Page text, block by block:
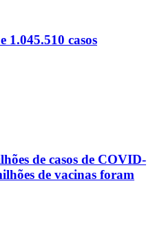
1.045.510 casos
de casos de COVID-
de vacinas foram